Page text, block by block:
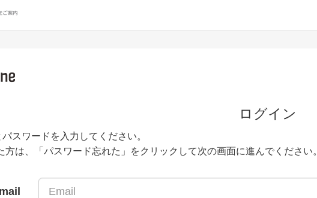
ログイン
スワードを入力してください。
方は、「パスワード忘れた」をクリックして次の画面に進んでください。